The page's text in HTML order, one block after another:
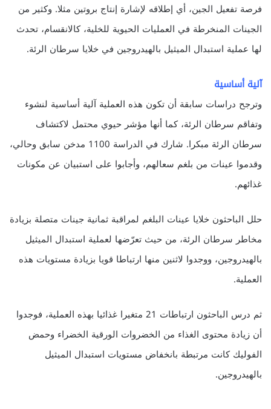
فرصة تفعيل الجين، أي إطلاقه لإشارة إنتاج بروتين مثلا. وكثير من
الجينات المنخرطة في العمليات الحيوية للخلية، كالانقسام، تحدث
لها عملية استبدال الميثيل بالهيدروجين في خلايا سرطان الرئة.
آلية أساسية
وترجح دراسات سابقة أن تكون هذه العملية آلية أساسية لنشوء
وتفاقم سرطان الرئة، كما أنها مؤشر حيوي محتمل لاكتشاف
سرطان الرئة مبكرا. شارك في الدراسة 1100 مدخن سابق وحالي،
وقدموا عينات من بلغم سعالهم، وأجابوا على استبيان عن مكونات
غذائهم.
حلل الباحثون خلايا عينات البلغم لمراقبة ثمانية جينات متصلة بزيادة
مخاطر سرطان الرئة، من حيث تعرّضها لعملية استبدال الميثيل
بالهيدروجين، ووجدوا لاثنين منها ارتباطا قويا بزيادة مستويات هذه
العملية.
ثم درس الباحثون ارتباطات 21 متغيرا غذائيا بهذه العملية، فوجدوا
أن زيادة محتوى الغذاء من الخضروات الورقية الخضراء وحمض
الفوليك كانت مرتبطة بانخفاض مستويات استبدال الميثيل
بالهيدروجين.